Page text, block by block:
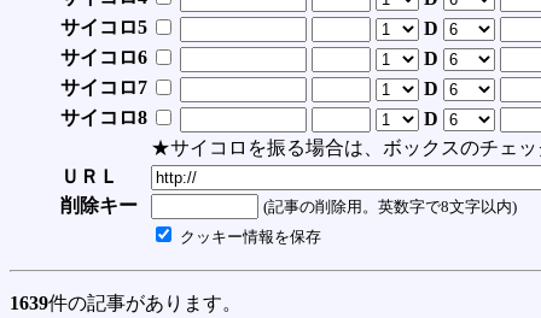
サイコロ5
D
サイコロ6
D
サイコロ7
D
サイコロ8
D
★サイコロを振る場合は、ボックスのチェッ
ＵＲＬ
削除キー
(記事の削除用。英数字で8文字以内)
クッキー情報を保存
1639件の記事があります。